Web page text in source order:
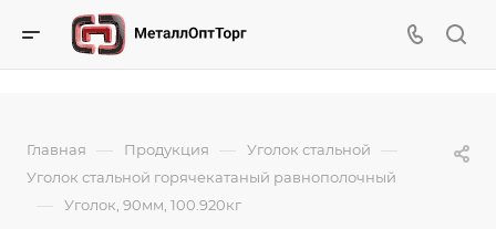
Главная — Продукция — Уголок стальной —
Уголок стальной горячекатаный равнополочный
— Уголок, 90мм, 100.920кг